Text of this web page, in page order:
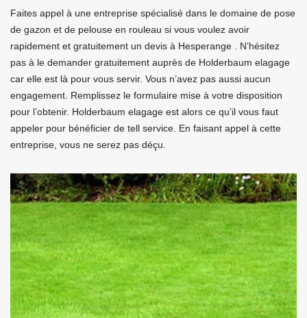
Faites appel à une entreprise spécialisé dans le domaine de pose
de gazon et de pelouse en rouleau si vous voulez avoir
rapidement et gratuitement un devis à Hesperange . N’hésitez
pas à le demander gratuitement auprès de Holderbaum elagage
car elle est là pour vous servir. Vous n’avez pas aussi aucun
engagement. Remplissez le formulaire mise à votre disposition
pour l’obtenir. Holderbaum elagage est alors ce qu’il vous faut
appeler pour bénéficier de tell service. En faisant appel à cette
entreprise, vous ne serez pas déçu.